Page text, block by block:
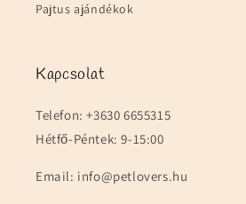
Pajtus ajándékok
Kapcsolat
Telefon: +3630 6655315
Hétfő-Péntek: 9-15:00
Email: info@petlovers.hu